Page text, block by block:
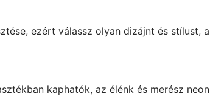
ezért válassz olyan dizájnt és stílust,
kaphatók, az élénk és merész